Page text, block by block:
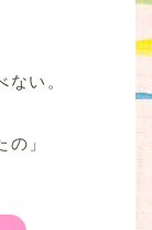
い。
の」